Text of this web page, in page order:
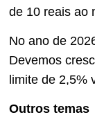
de 10 reais ao
No ano de
Devemos
limite de 2,5%
Outros temas